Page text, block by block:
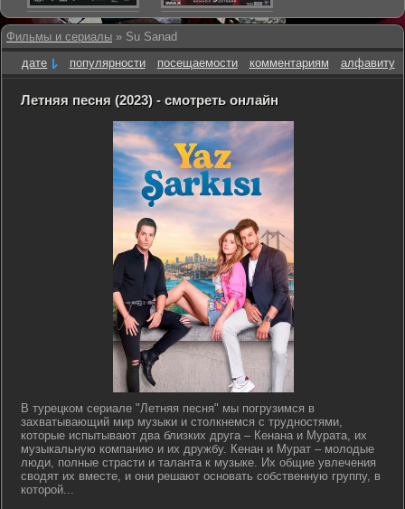
Фильмы и сериалы » Su Sanad
дате
популярности посещаемости комментариям алфавиту
Летняя песня (2023) - смотреть онлайн
В турецком сериале "Летняя песня" мы погрузимся в
захватывающий мир музыки и столкнемся с трудностями,
которые испытывают два близких друга – Кенана и Мурата, их
музыкальную компанию и их дружбу. Кенан и Мурат – молодые
люди, полные страсти и таланта к музыке. Их общие увлечения
сводят их вместе, и они решают основать собственную группу, в
которой...